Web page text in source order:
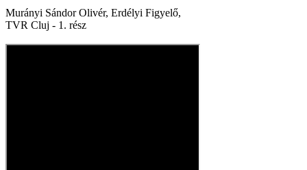
Murányi Sándor Olivér, Erdélyi Figyelő,
TVR Cluj - 1. rész